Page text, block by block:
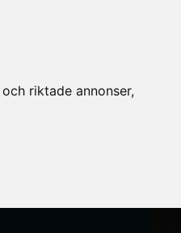
riktade annonser,